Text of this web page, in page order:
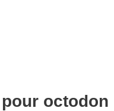
octodon